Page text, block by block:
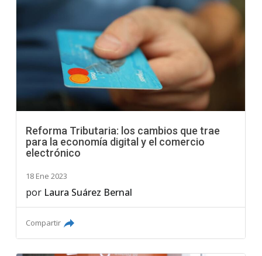
Reforma Tributaria: los cambios que trae
para la economía digital y el comercio
electrónico
18 Ene 2023
por Laura Suárez Bernal
Compartir